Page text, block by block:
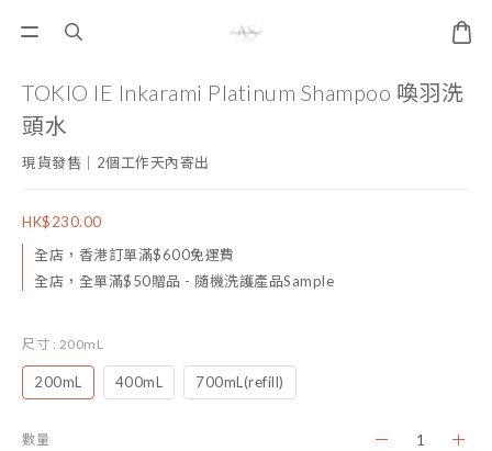
TOKIO IE Inkarami Platinum Shampoo 喚羽洗
頭水
現貨發售｜2個工作天內寄出
HK$230.00
全店，香港訂單滿$600免運費
全店，全單滿$50贈品 - 隨機洗護產品Sample
尺寸 : 200mL
200mL 400mL 700mL(refill)
數量